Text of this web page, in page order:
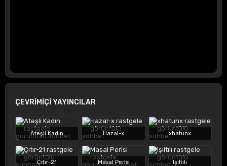
ÇEVRİMİÇİ YAYINCILAR
Ateşli Kadın Hazal-x xhatunx
Çıtır-21 Masal Perisi Işıltılı